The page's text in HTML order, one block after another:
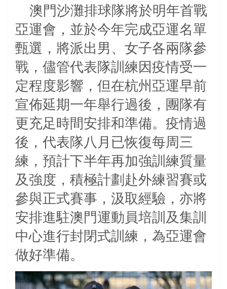
澳門沙灘排球隊將於明年首戰
亞運會，並於今年完成亞運名單
甄選，將派出男、女子各兩隊參
戰，儘管代表隊訓練因疫情受一
定程度影響，但在杭州亞運早前
宣佈延期一年舉行過後，團隊有
更充足時間安排和準備。疫情過
後，代表隊八月已恢復每周三
練，預計下半年再加強訓練質量
及強度，積極計劃赴外練習賽或
參與正式賽事，汲取經驗，亦將
安排進駐澳門運動員培訓及集訓
中心進行封閉式訓練，為亞運會
做好準備。